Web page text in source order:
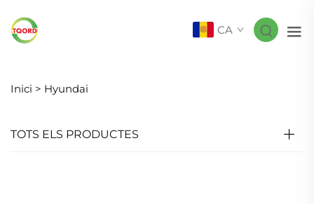
CA
Inici > Hyundai
TOTS ELS PRODUCTES